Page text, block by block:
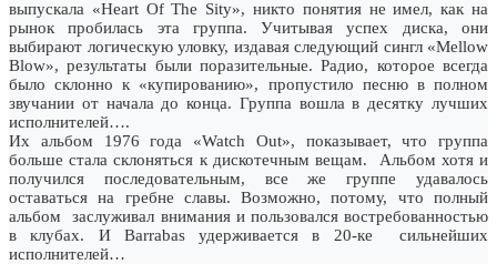
выпускала «Heart Of The Sity», никто понятия не имел, как на
рынок пробилась эта группа. Учитывая успех диска, они
выбирают логическую уловку, издавая следующий сингл «Mellow
Blow», результаты были поразительные. Радио, которое всегда
было склонно к «купированию», пропустило песню в полном
звучании от начала до конца. Группа вошла в десятку лучших
исполнителей….
Их альбом 1976 года «Watch Out», показывает, что группа
больше стала склоняться к дискотечным вещам. Альбом хотя и
получился последовательным, все же группе удавалось
оставаться на гребне славы. Возможно, потому, что полный
альбом заслуживал внимания и пользовался востребованностью
в клубах. И Barrabas удерживается в 20-ке сильнейших
исполнителей…